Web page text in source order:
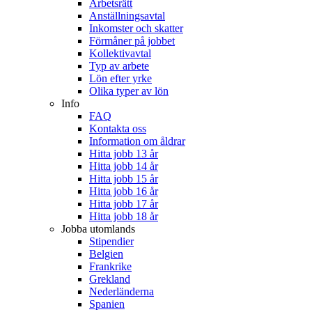
Arbetsrätt
Anställningsavtal
Inkomster och skatter
Förmåner på jobbet
Kollektivavtal
Typ av arbete
Lön efter yrke
Olika typer av lön
Info
FAQ
Kontakta oss
Information om åldrar
Hitta jobb 13 år
Hitta jobb 14 år
Hitta jobb 15 år
Hitta jobb 16 år
Hitta jobb 17 år
Hitta jobb 18 år
Jobba utomlands
Stipendier
Belgien
Frankrike
Grekland
Nederländerna
Spanien